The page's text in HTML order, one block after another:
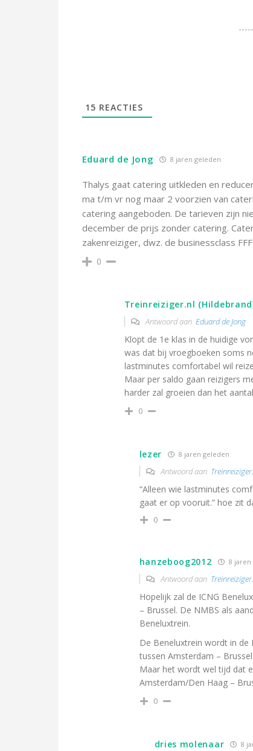
15 REACTIES
Eduard de Jong 8 jaren geleden
Thalys gaat catering uitkleden en
ma t/m vr nog maar 2 voorzien van
catering aangeboden. De tarieven zijn
december de prijs zonder catering.
zakenreiziger, dwz. de businessclass
0
Treinreiziger.nl
Antwoord aan Eduard de Jong
Klopt de 1e klas in de huidige
was dat bij vroegboeken soms
lastminutes comfortabel wil
Maar per saldo gaan reizigers
harder zal groeien dan het
0
lezer 8 jaren geleden
Antwoord aan
“Alleen wie lastminutes
gaat er op vooruit.” hoe zit
0
hanzeboog2012 8 jaren
Antwoord aan
Hopelijk zal de ICNG
– Brussel. De NMBS als
Beneluxtrein.
De Beneluxtrein wordt in de
tussen Amsterdam –
Maar het wordt wel tijd dat
Amsterdam/Den Haag –
0
dries molenaar 8